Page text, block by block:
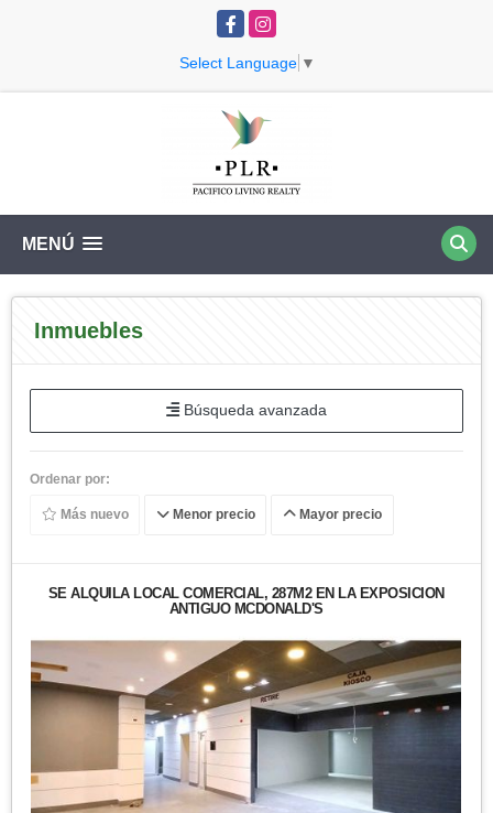
FacebookInstagram
Select Language ▼
MENÚ
Inmuebles
Búsqueda avanzada
Ordenar por:
Más nuevo Menor precio Mayor precio
SE ALQUILA LOCAL COMERCIAL, 287M2 EN LA EXPOSICION
ANTIGUO MCDONALD'S